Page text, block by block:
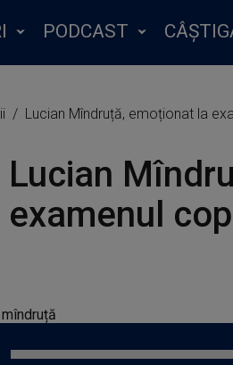
PODCAST
Lucian Mîndruță, emoționat la
Lucian
examenul